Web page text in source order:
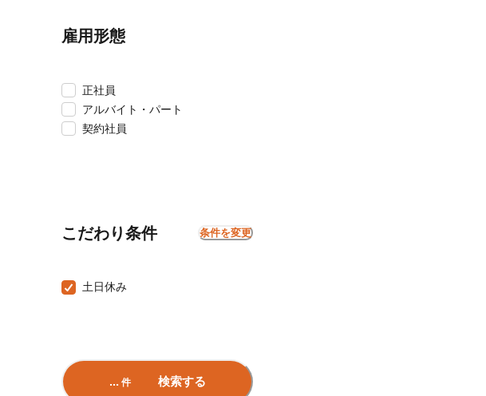
雇用形態
正社員
アルバイト・パート
契約社員
こだわり条件 条件を変更
土日休み
... 件 検索する